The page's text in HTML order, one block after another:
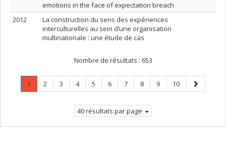
emotions in the face of expectation breach
2012
La construction du sens des expériences
interculturelles au sein d’une organisation
multinationale : une étude de cas
Nombre de résultats : 653
Page
1
Page
Page
2 Page
3 Page
4 Page
5 Page
6 Page
7 Page
8 Page
9 Page
10
Page
suivante
40 résultats par page